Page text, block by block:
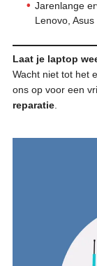
Jarenlange
Lenovo, Asus
Laat je laptop
Wacht niet tot het
ons op voor een
reparatie.